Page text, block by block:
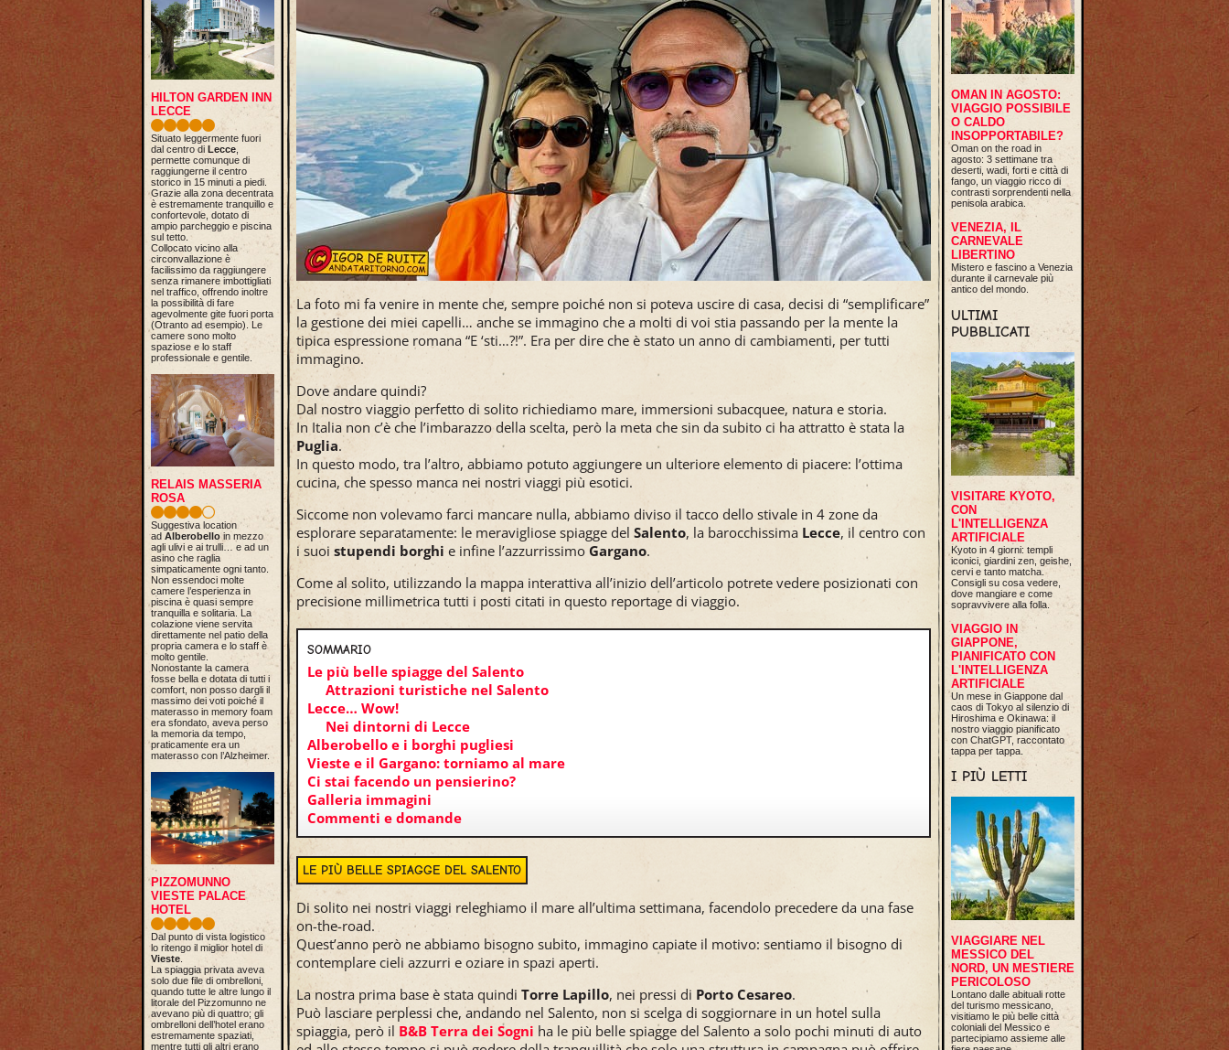
La foto mi fa venire in mente che, sempre poiché non si poteva uscire di casa, decisi di “semplificare”
la gestione dei miei capelli… anche se immagino che a molti di voi stia passando per la mente la
tipica espressione romana “E ‘sti…?!”. Era per dire che è stato un anno di cambiamenti, per tutti
immagino.
Dove andare quindi?
Dal nostro viaggio perfetto di solito richiediamo mare, immersioni subacquee, natura e storia.
In Italia non c’è che l’imbarazzo della scelta, però la meta che sin da subito ci ha attratto è stata la
Puglia.
In questo modo, tra l’altro, abbiamo potuto aggiungere un ulteriore elemento di piacere: l’ottima
cucina, che spesso manca nei nostri viaggi più esotici.
Siccome non volevamo farci mancare nulla, abbiamo diviso il tacco dello stivale in 4 zone da
esplorare separatamente: le meravigliose spiagge del Salento, la barocchissima Lecce, il centro con
i suoi stupendi borghi e infine l’azzurrissimo Gargano.
Come al solito, utilizzando la mappa interattiva all’inizio dell’articolo potrete vedere posizionati con
precisione millimetrica tutti i posti citati in questo reportage di viaggio.
SOMMARIO
Le più belle spiagge del Salento
Attrazioni turistiche nel Salento
Lecce… Wow!
Nei dintorni di Lecce
Alberobello e i borghi pugliesi
Vieste e il Gargano: torniamo al mare
Ci stai facendo un pensierino?
Galleria immagini
Commenti e domande
LE PIÙ BELLE SPIAGGE DEL SALENTO
Di solito nei nostri viaggi releghiamo il mare all’ultima settimana, facendolo precedere da una fase
on-the-road.
Quest’anno però ne abbiamo bisogno subito, immagino capiate il motivo: sentiamo il bisogno di
contemplare cieli azzurri e oziare in spazi aperti.
La nostra prima base è stata quindi Torre Lapillo, nei pressi di Porto Cesareo.
Può lasciare perplessi che, andando nel Salento, non si scelga di soggiornare in un hotel sulla
spiaggia, però il B&B Terra dei Sogni ha le più belle spiagge del Salento a solo pochi minuti di auto
HILTON GARDEN INN
LECCE
Situato leggermente fuori
dal centro di Lecce
permette comunque di
raggiungerne il centro
storico in 15 minuti a piedi.
Grazie alla zona decentrata
è estremamente tranquillo e
confortevole, dotato di
ampio parcheggio e piscina
sul tetto.
Collocato vicino alla
circonvallazione è
facilissimo da raggiungere
senza rimanere imbottigliati
nel traffico, offrendo inoltre
la possibilità di fare
agevolmente gite fuori porta
(Otranto ad esempio). Le
camere sono molto
spaziose e lo staff
professionale e gentile.
RELAIS MASSERIA
ROSA
Suggestiva location
ad Alberobello in mezzo
agli ulivi e ai trulli… e ad un
asino che raglia
simpaticamente ogni tanto.
Non essendoci molte
camere l’esperienza in
piscina è quasi sempre
tranquilla e solitaria. La
colazione viene servita
direttamente nel patio della
propria camera e lo staff è
molto gentile.
Nonostante la camera
fosse bella e dotata di tutti i
comfort, non posso dargli il
massimo dei voti poiché il
materasso in memory foam
era sfondato, aveva perso
la memoria da tempo,
praticamente era un
materasso con l’Alzheimer.
PIZZOMUNNO
VIESTE PALACE
HOTEL
Dal punto di vista logistico
lo ritengo il miglior hotel di
Vieste
La spiaggia privata aveva
solo due file di ombrelloni,
quando tutte le altre lungo il
litorale del Pizzomunno ne
avevano più di quattro; gli
ombrelloni dell’hotel erano
estremamente spaziati,
mentre tutti gli altri erano
OMAN IN AGOSTO:
VIAGGIO POSSIBILE
O CALDO
INSOPPORTABILE?
Oman on the road in
agosto: 3 settimane tra
deserti, wadi, forti e città di
fango, un viaggio ricco di
contrasti sorprendenti nella
penisola arabica.
VENEZIA, IL
CARNEVALE
LIBERTINO
Mistero e fascino a Venezia
durante il carnevale più
antico del mondo.
ULTIMI
PUBBLICATI
VISITARE KYOTO,
CON
L'INTELLIGENZA
ARTIFICIALE
Kyoto in 4 giorni: templi
iconici, giardini zen, geishe,
cervi e tanto matcha.
Consigli su cosa vedere,
dove mangiare e come
sopravvivere alla folla.
VIAGGIO IN
GIAPPONE,
PIANIFICATO CON
L'INTELLIGENZA
ARTIFICIALE
Un mese in Giappone dal
caos di Tokyo al silenzio di
Hiroshima e Okinawa: il
nostro viaggio pianificato
con ChatGPT, raccontato
tappa per tappa.
I PIÙ LETTI
VIAGGIARE NEL
MESSICO DEL
NORD, UN MESTIERE
PERICOLOSO
Lontano dalle abituali rotte
del turismo messicano,
visitiamo le più belle città
coloniali del Messico e
partecipiamo assieme alle